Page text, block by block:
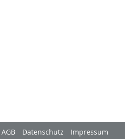
AGB Datenschutz Impressum